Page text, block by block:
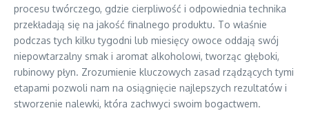
procesu twórczego, gdzie cierpliwość i odpowiednia technika
przekładają się na jakość finalnego produktu. To właśnie
podczas tych kilku tygodni lub miesięcy owoce oddają swój
niepowtarzalny smak i aromat alkoholowi, tworząc głęboki,
rubinowy płyn. Zrozumienie kluczowych zasad rządzących tymi
etapami pozwoli nam na osiągnięcie najlepszych rezultatów i
stworzenie nalewki, która zachwyci swoim bogactwem.